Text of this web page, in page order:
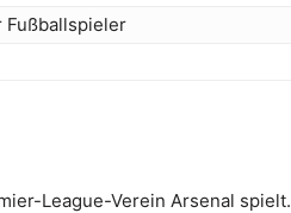
Fußballspieler
League-Verein Arsenal spielt.